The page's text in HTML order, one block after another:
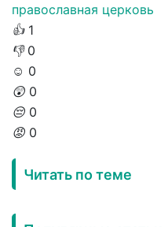
православная церковь
👍 1
👎 0
☺️ 0
😲 0
😔 0
😡 0
Читать по теме